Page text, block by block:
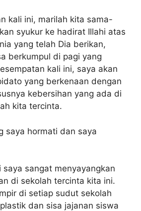
kali ini, marilah kita sama-
syukur ke hadirat Illahi atas
yang telah Dia berikan,
berkumpul di pagi yang
kali ini, saya akan
yang berkenaan dengan
kebersihan yang ada di
kita tercinta.
saya hormati dan saya
saya sangat menyayangkan
di sekolah tercinta kita ini.
di setiap sudut sekolah
dan sisa jajanan siswa